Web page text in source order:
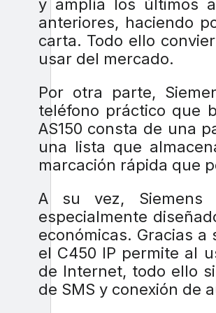
y amplía los últimos
anteriores, haciendo
carta. Todo ello
usar del mercado.
Por otra parte,
teléfono práctico que
AS150 consta de una
una lista que
marcación rápida que
A su vez, Siemens
especialmente
económicas. Gracias
el C450 IP permite al
de Internet, todo ello
de SMS y conexión de